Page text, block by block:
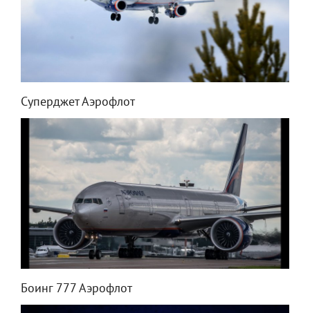
Суперджет Аэрофлот
Боинг 777 Аэрофлот